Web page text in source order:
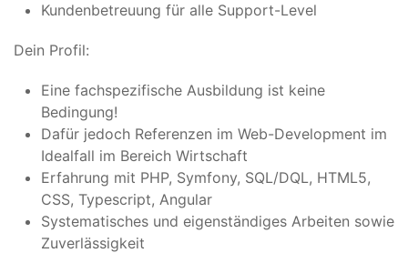
Kundenbetreuung für alle Support-Level
Dein Profil:
Eine fachspezifische Ausbildung ist keine
Bedingung!
Dafür jedoch Referenzen im Web-Development im
Idealfall im Bereich Wirtschaft
Erfahrung mit PHP, Symfony, SQL/DQL, HTML5,
CSS, Typescript, Angular
Systematisches und eigenständiges Arbeiten sowie
Zuverlässigkeit